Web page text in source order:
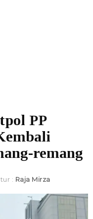
PP
remang
: Raja Mirza